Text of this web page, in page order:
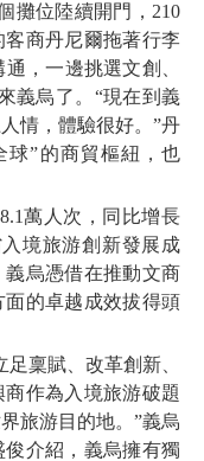
位陸續開門，210
商丹尼爾拖著行李
，一邊挑選文創、
義烏了。“現在到義
情，體驗很好。”丹
球”的商貿樞紐，也
萬人次，同比增長
入境旅游創新發展成
烏憑借在推動文商
的卓越成效拔得頭
稟賦、改革創新、
作為入境旅游破題
旅游目的地。”義烏
介紹，義烏擁有獨